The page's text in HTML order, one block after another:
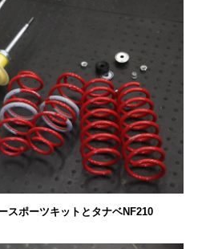
スポーツキットとタナベNF210